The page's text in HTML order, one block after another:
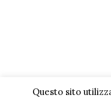
Questo sito